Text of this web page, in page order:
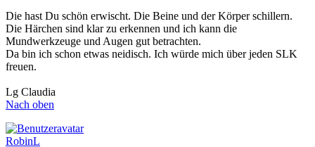
Die hast Du schön erwischt. Die Beine und der Körper schillern.
Die Härchen sind klar zu erkennen und ich kann die
Mundwerkzeuge und Augen gut betrachten.
Da bin ich schon etwas neidisch. Ich würde mich über jeden SLK
freuen.
Lg Claudia
Nach oben
RobinL